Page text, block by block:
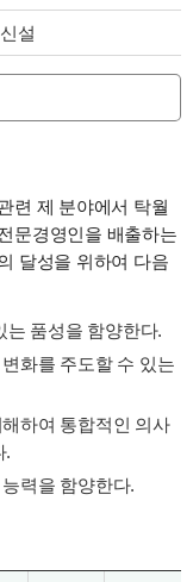
설
련 제 분야에서 탁월
문경영인을 배출하는
달성을 위하여 다음
는 품성을 함양한다.
화를 주도할 수 있는
하여 통합적인 의사
.
력을 함양한다.